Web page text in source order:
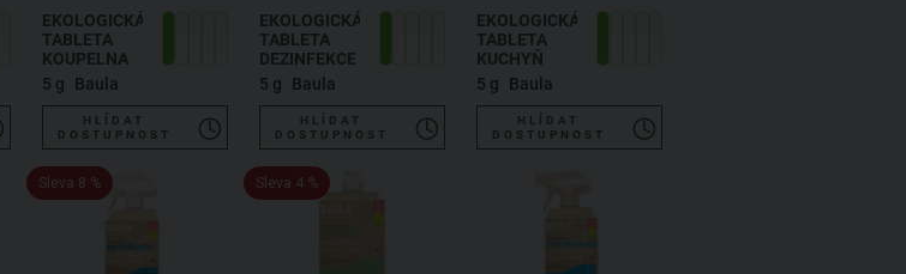
EKOLOGICKÁ
TABLETA
KOUPELNA
5 g
Baula
HLÍDAT
DOSTUPNOST
EKOLOGICKÁ
TABLETA
DEZINFEKCE
5 g
Baula
HLÍDAT
DOSTUPNOST
EKOLOGICKÁ
TABLETA
KUCHYŇ
5 g
Baula
HLÍDAT
DOSTUPNOST
Sleva 8 % Sleva 4 %